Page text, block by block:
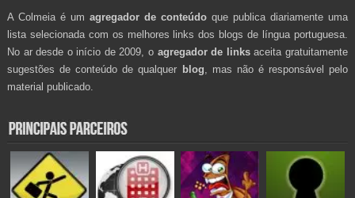
A Colmeia é um agregador de conteúdo que publica diariamente uma
lista selecionada com os melhores links dos blogs de língua portuguesa.
No ar desde o início de 2009, o agregador de linksaceita gratuitamente
sugestões de conteúdo de qualquer blog , mas não é responsável pelo
material publicado.